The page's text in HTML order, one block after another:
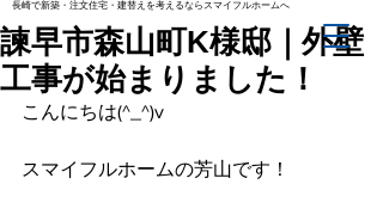
長崎で新築・注文住宅・建替えを考えるならスマイフルホームへ
諫早市森山町K様邸｜外壁
工事が始まりました！
こんにちは(^_^)v
スマイフルホームの芳山です！